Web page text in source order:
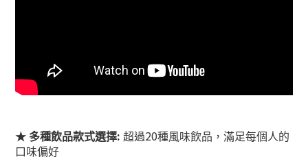
★ 多種飲品款式選擇: 超過20種風味飲品，滿足每個人的
口味偏好